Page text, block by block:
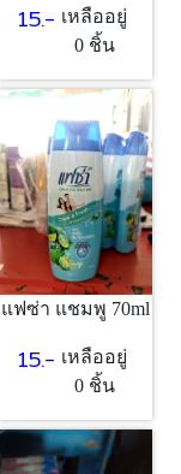
15.- เหลืออยู่
0 ชิ้น
แฟซ่า แชมพู 70ml
15.- เหลืออยู่
0 ชิ้น